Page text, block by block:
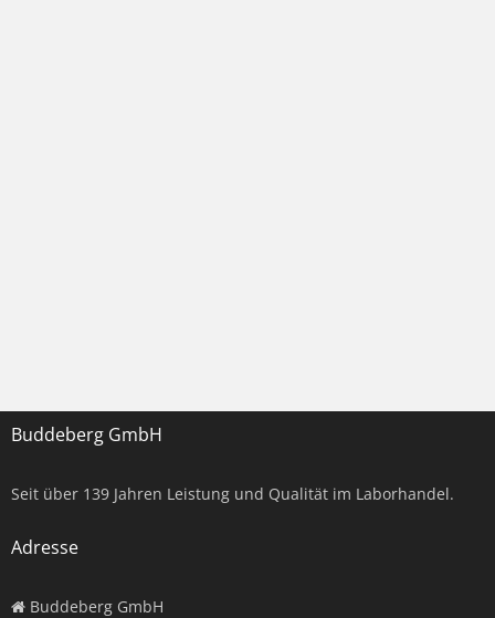
Buddeberg GmbH
Seit über 139 Jahren Leistung und Qualität im Laborhandel.
Adresse
Buddeberg GmbH